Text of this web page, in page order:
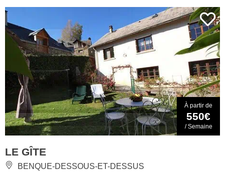
À partir de
550€
/ Semaine
LE GÎTE
BENQUE-DESSOUS-ET-DESSUS